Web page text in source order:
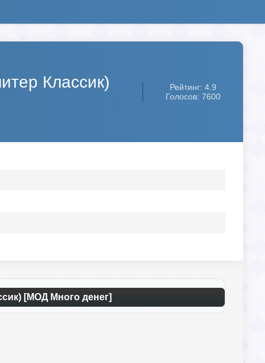
Классик)
Рейтинг: 4.9
Голосов: 7600
[МОД Много денег]